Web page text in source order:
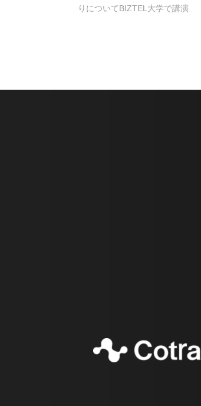
りについてBIZTEL大学で講演